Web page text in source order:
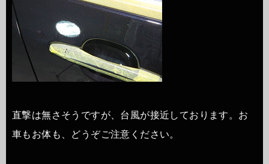
直撃は無さそうですが、台風が接近しております。お
車もお体も、どうぞご注意ください。